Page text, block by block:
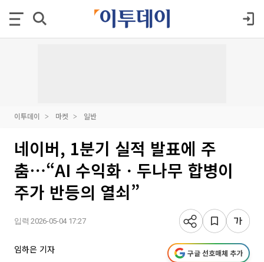
이투데이 마켓 일반
네이버, 1분기 실적 발표에 주
춤⋯“AI 수익화ㆍ두나무 합병이
주가 반등의 열쇠”
입력 2026-05-04 17:27
임하은 기자 구글 선호매체 추가